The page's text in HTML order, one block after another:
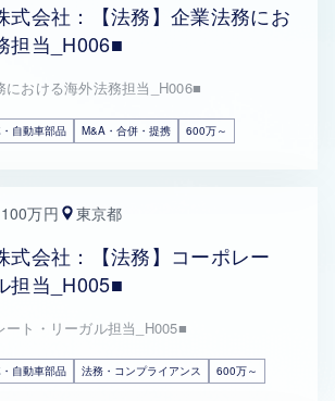
式会社：【法務】企業法務にお
担当_H006■
における海外法務担当_H006■
自動車部品 M&A・合併・提携 600万～
万円 東京都
式会社：【法務】コーポレー
担当_H005■
ート・リーガル担当_H005■
自動車部品 法務・コンプライアンス 600万～